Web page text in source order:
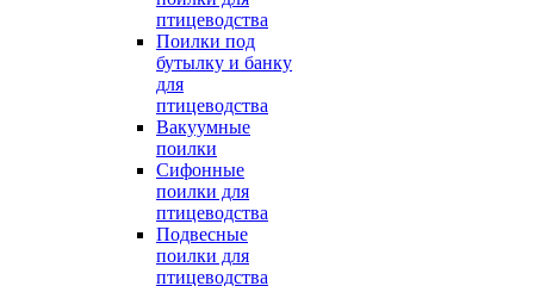
птицеводства
Поилки под
бутылку и банку
для
птицеводства
Вакуумные
поилки
Сифонные
поилки для
птицеводства
Подвесные
поилки для
птицеводства